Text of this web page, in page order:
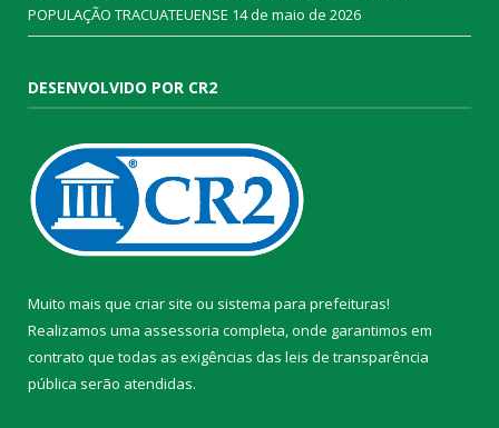
POPULAÇÃO TRACUATEUENSE 14 de maio de 2026
DESENVOLVIDO POR CR2
Muito mais que criar site ou sistema para prefeituras!
Realizamos uma assessoria completa, onde garantimos em
contrato que todas as exigências das leis de transparência
pública serão atendidas.